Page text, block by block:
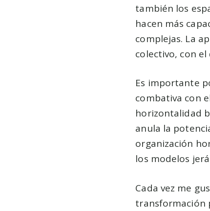
también los
hacen más
complejas. La
colectivo, con
Es importante
combativa con
horizontalidad
anula la
organización
los modelos
Cada vez me
transformación